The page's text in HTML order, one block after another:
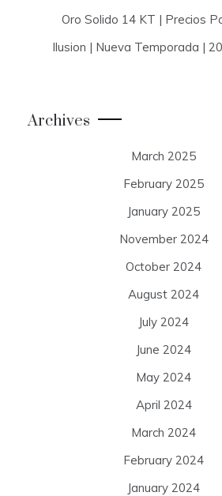
Oro Solido 14 KT | Precios
Ilusion | Nueva Temporada |
Archives
March 2025
February 2025
January 2025
November 2024
October 2024
August 2024
July 2024
June 2024
May 2024
April 2024
March 2024
February 2024
January 2024